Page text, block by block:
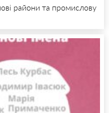
райони та промислову